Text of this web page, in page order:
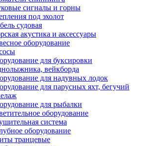
сигналы и горны
под эхолот
судовая
акустика и аксессуары
оборудование
для буксировки
вейкборда
для надувных лодок
для парусных яхт, бегучий
для рыбалки
оборудование
система
оборудование
транцевые